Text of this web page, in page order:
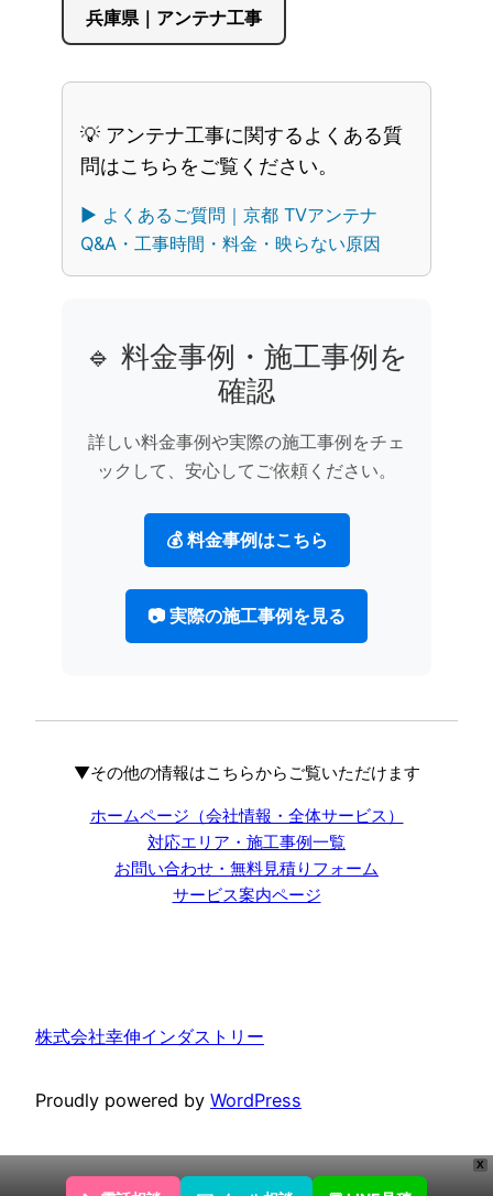
兵庫県｜アンテナ工事
💡 アンテナ工事に関するよくある質
問はこちらをご覧ください。
▶︎ よくあるご質問｜京都 TVアンテナ
Q&A・工事時間・料金・映らない原因
🔹 料金事例・施工事例を
確認
詳しい料金事例や実際の施工事例をチェ
ックして、安心してご依頼ください。
💰 料金事例はこちら
📷 実際の施工事例を見る
▼その他の情報はこちらからご覧いただけます
ホームページ（会社情報・全体サービス）
対応エリア・施工事例一覧
お問い合わせ・無料見積りフォーム
サービス案内ページ
株式会社幸伸インダストリー
Proudly powered by WordPress
X